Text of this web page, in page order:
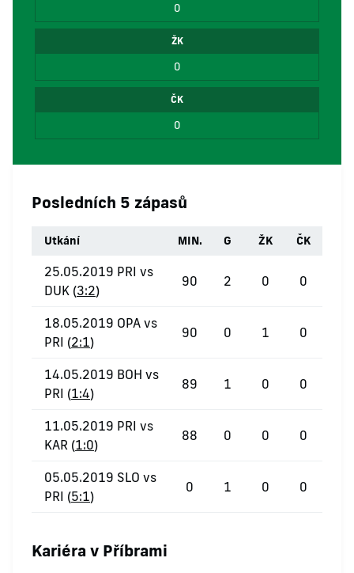
0
ŽK
0
ČK
0
Posledních 5 zápasů
Utkání MIN. G ŽK ČK
25.05.2019 PRI vs
DUK (3:2)
90 2 0 0
18.05.2019 OPA vs
PRI (2:1)
90 0 1 0
14.05.2019 BOH vs
PRI (1:4)
89 1 0 0
11.05.2019 PRI vs
KAR (1:0)
88 0 0 0
05.05.2019 SLO vs
PRI (5:1)
0 1 0 0
Kariéra v Příbrami